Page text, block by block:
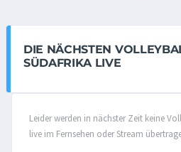
DIE NÄCHSTEN
SÜDAFRIKA LIVE
Leider werden in nächster Zeit keine
live im Fernsehen oder Stream